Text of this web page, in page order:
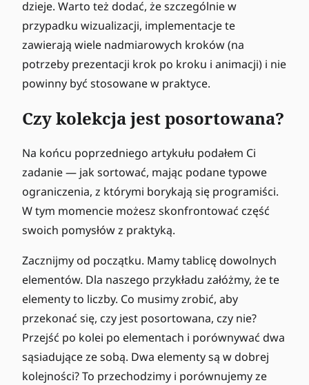
dzieje. Warto też dodać, że szczególnie w
przypadku wizualizacji, implementacje te
zawierają wiele nadmiarowych kroków (na
potrzeby prezentacji krok po kroku i animacji) i nie
powinny być stosowane w praktyce.
Czy kolekcja jest posortowana?
Na końcu poprzedniego artykułu podałem Ci
zadanie — jak sortować, mając podane typowe
ograniczenia, z którymi borykają się programiści.
W tym momencie możesz skonfrontować część
swoich pomysłów z praktyką.
Zacznijmy od początku. Mamy tablicę dowolnych
elementów. Dla naszego przykładu załóżmy, że te
elementy to liczby. Co musimy zrobić, aby
przekonać się, czy jest posortowana, czy nie?
Przejść po kolei po elementach i porównywać dwa
sąsiadujące ze sobą. Dwa elementy są w dobrej
kolejności? To przechodzimy i porównujemy ze